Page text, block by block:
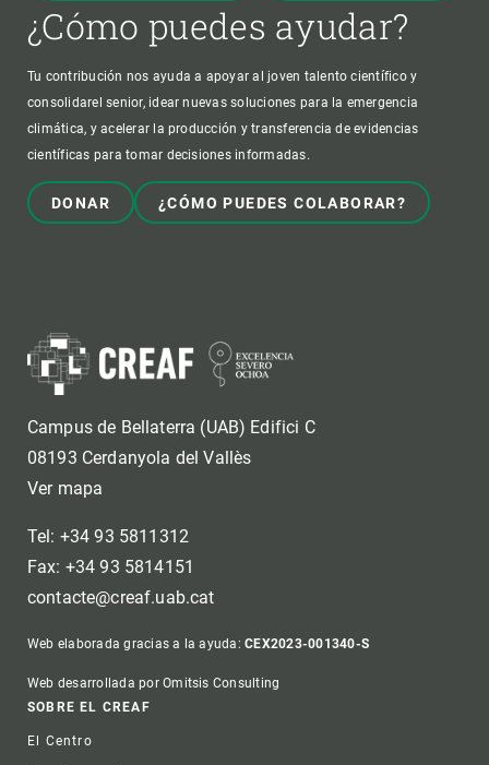
¿Cómo puedes ayudar?
Tu contribución nos ayuda a apoyar al joven talento científico y
consolidarel senior, idear nuevas soluciones para la emergencia
climática, y acelerar la producción y transferencia de evidencias
científicas para tomar decisiones informadas.
DONAR ¿CÓMO PUEDES COLABORAR?
Campus de Bellaterra (UAB) Edifici C
08193 Cerdanyola del Vallès
Ver mapa
Tel: +34 93 5811312
Fax: +34 93 5814151
contacte@creaf.uab.cat
Web elaborada gracias a la ayuda:CEX2023-001340-S
Web desarrollada por Omitsis Consulting
Footer
SOBRE EL CREAF
El Centro